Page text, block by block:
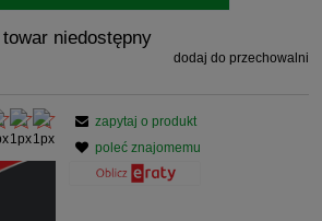
towar niedostępny
dodaj do przechowalni
zapytaj o produkt
poleć znajomemu